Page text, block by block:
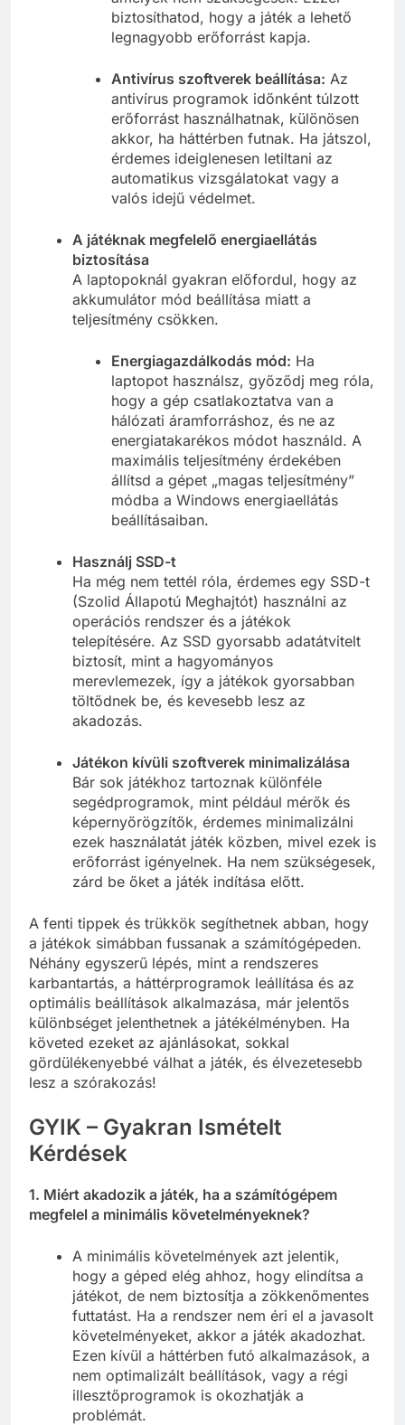
biztosíthatod, hogy a játék a lehető
legnagyobb erőforrást kapja.
Antivírus szoftverek beállítása: Az
antivírus programok időnként túlzott
erőforrást használhatnak, különösen
akkor, ha háttérben futnak. Ha játszol,
érdemes ideiglenesen letiltani az
automatikus vizsgálatokat vagy a
valós idejű védelmet.
A játéknak megfelelő energiaellátás
biztosítása
A laptopoknál gyakran előfordul, hogy az
akkumulátor mód beállítása miatt a
teljesítmény csökken.
Energiagazdálkodás mód: Ha
laptopot használsz, győződj meg róla,
hogy a gép csatlakoztatva van a
hálózati áramforráshoz, és ne az
energiatakarékos módot használd. A
maximális teljesítmény érdekében
állítsd a gépet „magas teljesítmény”
módba a Windows energiaellátás
beállításaiban.
Használj SSD-t
Ha még nem tettél róla, érdemes egy SSD-t
(Szolid Állapotú Meghajtót) használni az
operációs rendszer és a játékok
telepítésére. Az SSD gyorsabb adatátvitelt
biztosít, mint a hagyományos
merevlemezek, így a játékok gyorsabban
töltődnek be, és kevesebb lesz az
akadozás.
Játékon kívüli szoftverek minimalizálása
Bár sok játékhoz tartoznak különféle
segédprogramok, mint például mérők és
képernyőrögzítők, érdemes minimalizálni
ezek használatát játék közben, mivel ezek is
erőforrást igényelnek. Ha nem szükségesek,
zárd be őket a játék indítása előtt.
A fenti tippek és trükkök segíthetnek abban, hogy
a játékok simábban fussanak a számítógépeden.
Néhány egyszerű lépés, mint a rendszeres
karbantartás, a háttérprogramok leállítása és az
optimális beállítások alkalmazása, már jelentős
különbséget jelenthetnek a játékélményben. Ha
követed ezeket az ajánlásokat, sokkal
gördülékenyebbé válhat a játék, és élvezetesebb
lesz a szórakozás!
GYIK – Gyakran Ismételt
Kérdések
1. Miért akadozik a játék, ha a számítógépem
megfelel a minimális követelményeknek?
A minimális követelmények azt jelentik,
hogy a géped elég ahhoz, hogy elindítsa a
játékot, de nem biztosítja a zökkenőmentes
futtatást. Ha a rendszer nem éri el a javasolt
követelményeket, akkor a játék akadozhat.
Ezen kívül a háttérben futó alkalmazások, a
nem optimalizált beállítások, vagy a régi
illesztőprogramok is okozhatják a
problémát.